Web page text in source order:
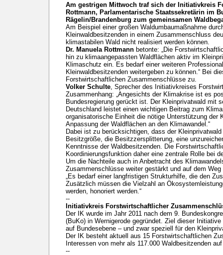
Am gestrigen Mittwoch traf sich der Initiativkreis
Rottmann, Parlamentarische Staatssekretärin im
Rägelin/Brandenburg zum gemeinsamen
Am Beispiel einer großen Waldumbaumaßnahme
Kleinwaldbesitzenden in einem Zusammenschluss
klimastabilen Wald nicht realisiert werden können.
Dr. Manuela Rottmann betonte: „Die
hin zu klimaangepassten Waldflächen aktiv im
Klimaschutz ein. Es bedarf einer weiteren
Kleinwaldbesitzenden weitergeben zu können.“ Bei
Forstwirtschaftlichen Zusammenschlüsse zu.
Volker Schulte , Sprecher des Initiativkreises
Zusammenhang: „Angesichts der Klimakrise ist es
Bundesregierung gerückt ist. Der Kleinprivatwald mit
Deutschland leistet einen wichtigen Beitrag zum
organisatorische Einheit die nötige Unterstützung der
Anpassung der Waldflächen an den Klimawandel.“
Dabei ist zu berücksichtigen, dass der
Besitzgröße, die Besitzzersplitterung, eine
Kenntnisse der Waldbesitzenden. Die
Koordinierungsfunktion daher eine zentrale Rolle bei
Um die Nachteile auch in Anbetracht des
Zusammenschlüsse weiter gestärkt und auf dem
„Es bedarf einer langfristigen Strukturhilfe, die den
Zusätzlich müssen die Vielzahl an
werden, honoriert werden.“
--
Initiativkreis Forstwirtschaftlicher
Der IK wurde im Jahr 2011 nach dem 9.
(BuKo) in Wernigerode gegründet. Ziel dieser
auf Bundesebene – und zwar speziell für den
Der IK besteht aktuell aus 15 Forstwirtschaftlichen
Interessen von mehr als 117.000 Waldbesitzenden
--